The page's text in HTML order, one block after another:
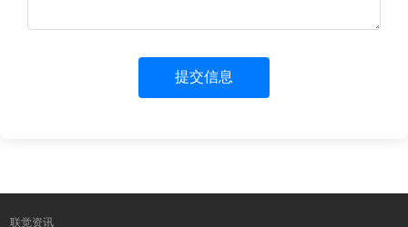
提交信息
联觉资讯